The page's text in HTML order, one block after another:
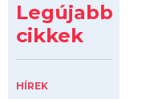
Legújabb
cikkek
HÍREK